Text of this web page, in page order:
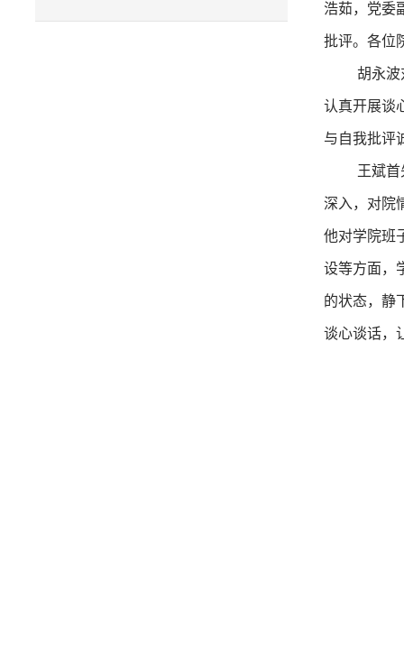
浩茹，党委
批评。各位
胡永
认真开展谈
与自我批评
王斌
深入，对院
他对学院班
设等方面，
的状态，静
谈心谈话，